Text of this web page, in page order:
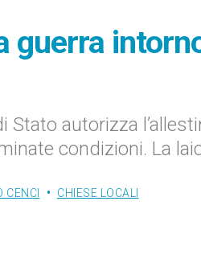
guerra
Stato autorizza
condizioni. La
CENCI CHIESE LOCALI